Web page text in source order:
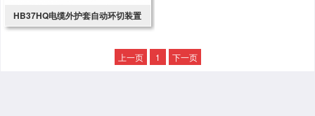
HB37HQ电缆外护套自动环切装置
上一页 1 下一页